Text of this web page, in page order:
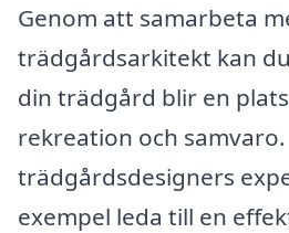
Genom att samarbeta
trädgårdsarkitekt kan
din trädgård blir en
rekreation och samvaro.
trädgårdsdesigners
exempel leda till en